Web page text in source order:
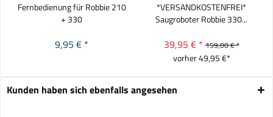
Fernbedienung für Robbie 210
+ 330
9,95 € *
*VERSANDKOSTENFREI*
Saugroboter Robbie 330...
39,95 € * 159,00 € *
vorher 49,95 €*
Kunden haben sich ebenfalls angesehen